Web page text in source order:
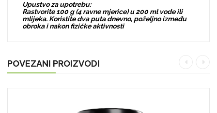
Upustvo za upotrebu:
Rastvorite 100 g (4 ravne mjerice) u 200 ml vode ili
mlijeka. Koristite dva puta dnevno, poželjno između
obroka i nakon fizičke aktivnosti
POVEZANI PROIZVODI